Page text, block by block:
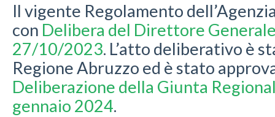
Il vigente Regolamento
con Delibera del Direttore
27/10/2023. L’atto deliberativo è
Regione Abruzzo ed è stato
Deliberazione della Giunta
gennaio 2024.